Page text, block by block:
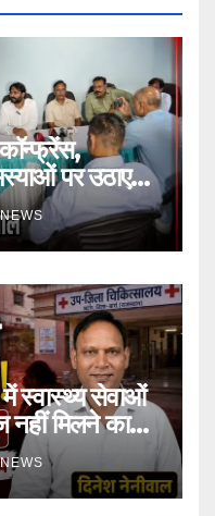
पर उठाए
स्वास्थ्य सेवाओं
नहीं मिलने का